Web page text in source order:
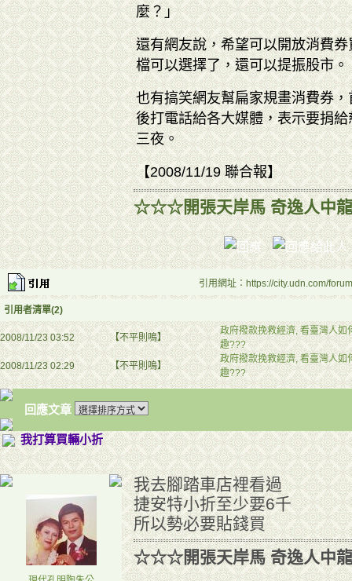
麼？」
還有網友說，希望可以開放消費
檔可以選擇了，還可以提振股市。
也有搞笑網友幫扁家規畫消費券
後打電話給各大媒體，表示要捐
三夜。
【2008/11/19 聯合報】
☆☆☆開張天岸馬 奇逸人
引用網址：https://city.udn.com/
引用者清單(2)
2008/11/23 03:52 【不平則鳴】
政府撥款挽救經濟, 看臺灣人
趣???
2008/11/23 02:29
【不平則鳴】
政府撥款挽救經濟, 看臺灣人
趣???
回應文章
我打算買輛小折
我去腳踏車店裡看過
捷安特小折至少要6千
所以勢必要貼錢買
☆☆☆開張天岸馬 奇逸人